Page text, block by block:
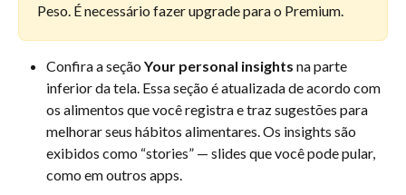
Peso. É necessário fazer upgrade para o Premium.
Confira a seção Your personal insights na parte
inferior da tela. Essa seção é atualizada de acordo com
os alimentos que você registra e traz sugestões para
melhorar seus hábitos alimentares. Os insights são
exibidos como “stories” — slides que você pode pular,
como em outros apps.